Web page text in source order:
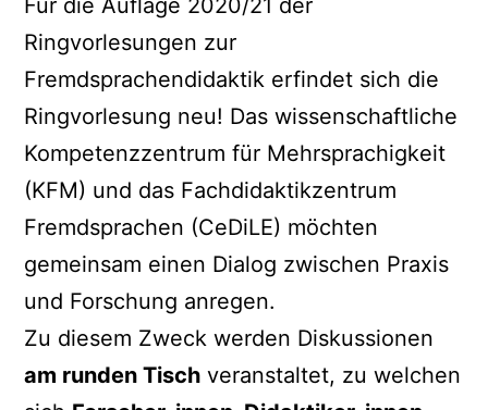
Ringvorlesungen zur
Fremdsprachendidaktik erfindet sich die
Ringvorlesung neu! Das wissenschaftliche
Kompetenzzentrum für Mehrsprachigkeit
(KFM) und das Fachdidaktikzentrum
Fremdsprachen (CeDiLE) möchten
gemeinsam einen Dialog zwischen Praxis
und Forschung anregen.
Zu diesem Zweck werden Diskussionen
am runden Tisch veranstaltet, zu welchen